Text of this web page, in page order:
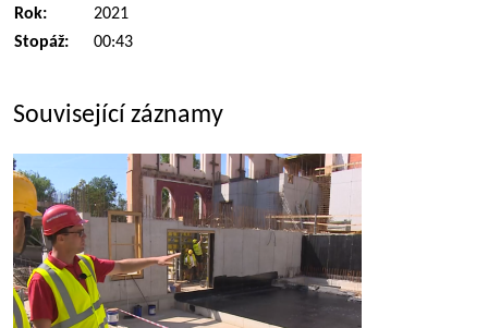
Rok:
2021
Stopáž:
00:43
Související záznamy